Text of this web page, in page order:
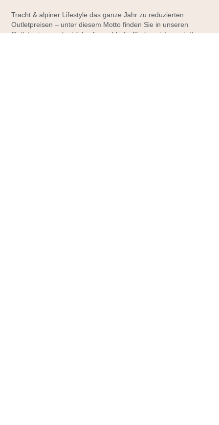
Tracht & alpiner Lifestyle das ganze Jahr zu reduzierten
Outletpreisen – unter diesem Motto finden Sie in unseren
Outlets eine unglaubliche Auswahl, die Sie begeistern wird!